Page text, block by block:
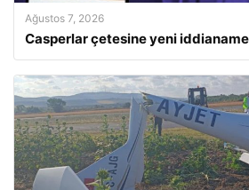
Ağustos 7, 2026
Casperlar çetesine yeni iddianame